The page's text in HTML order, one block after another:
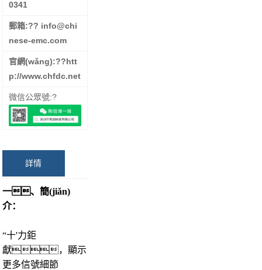
0341
郵箱:?? info@chi
nese-emc.com
官網(wǎng):??htt
p://www.chfdc.net
微信公眾號:?
詳情
一、簡(jiǎn)
介：
“十'力鉅
獻，顯示
更多信號細節